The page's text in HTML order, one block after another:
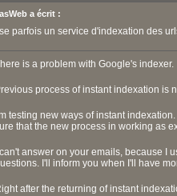
a écrit :
parfois un service d'indexation des
is a problem with Google's indexer.
process of instant indexation is
testing new ways of instant
that the new process in working as
I can't answer on your emails, because I
I'll inform you when I'll have
after the returning of instant